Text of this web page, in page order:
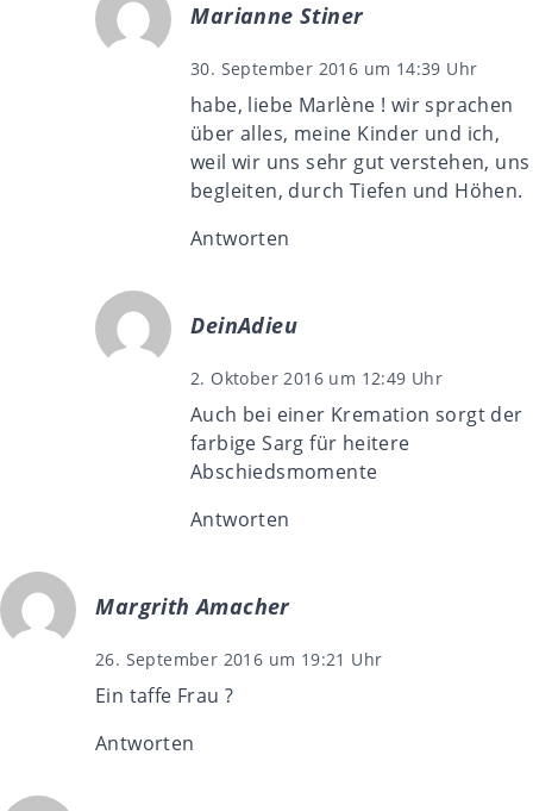
Marianne Stiner
30. September 2016 um 14:39 Uhr
habe, liebe Marlène ! wir sprachen
über alles, meine Kinder und ich,
weil wir uns sehr gut verstehen, uns
begleiten, durch Tiefen und Höhen.
Antworten
DeinAdieu
2. Oktober 2016 um 12:49 Uhr
Auch bei einer Kremation sorgt der
farbige Sarg für heitere
Abschiedsmomente
Antworten
Margrith Amacher
26. September 2016 um 19:21 Uhr
Ein taffe Frau ?
Antworten